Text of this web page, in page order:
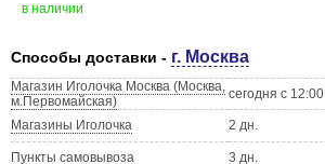
в наличии
Способы доставки - г. Москва
Магазин Иголочка Москва (Москва,
м.Первомайская)
сегодня с 12:00
Магазины Иголочка 2 дн.
Пункты самовывоза 3 дн.